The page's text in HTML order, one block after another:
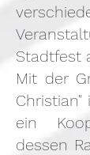
Stadtfest
Mit der
ein
dessen